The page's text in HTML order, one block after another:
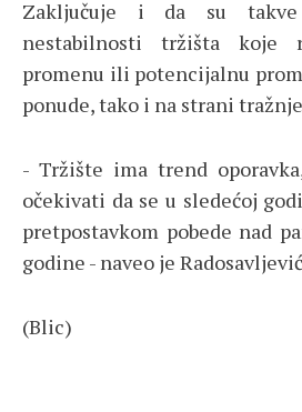
Zaključuje i da su takve
nestabilnosti tržišta koje
promenu ili potencijalnu
ponude, tako i na strani
- Tržište ima trend
očekivati da se u sledećoj
pretpostavkom pobede nad
godine - naveo je
(Blic)